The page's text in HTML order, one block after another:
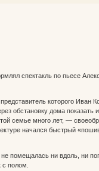
спектакль по пьесе
которого
обстановку дома
семье много лет, —
начался быстрый
помещалась ни вдоль, ни
с полом.